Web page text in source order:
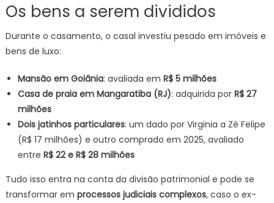
Os bens a serem divididos
Durante o casamento, o casal investiu pesado em imóveis e
bens de luxo:
Mansão em Goiânia: avaliada em R$ 5 milhões
Casa de praia em Mangaratiba (RJ): adquirida por R$ 27
milhões
Dois jatinhos particulares: um dado por Virginia a Zé Felipe
(R$ 17 milhões) e outro comprado em 2025, avaliado
entre R$ 22 e R$ 28 milhões
Tudo isso entra na conta da divisão patrimonial e pode se
transformar em processos judiciais complexos, caso o ex-